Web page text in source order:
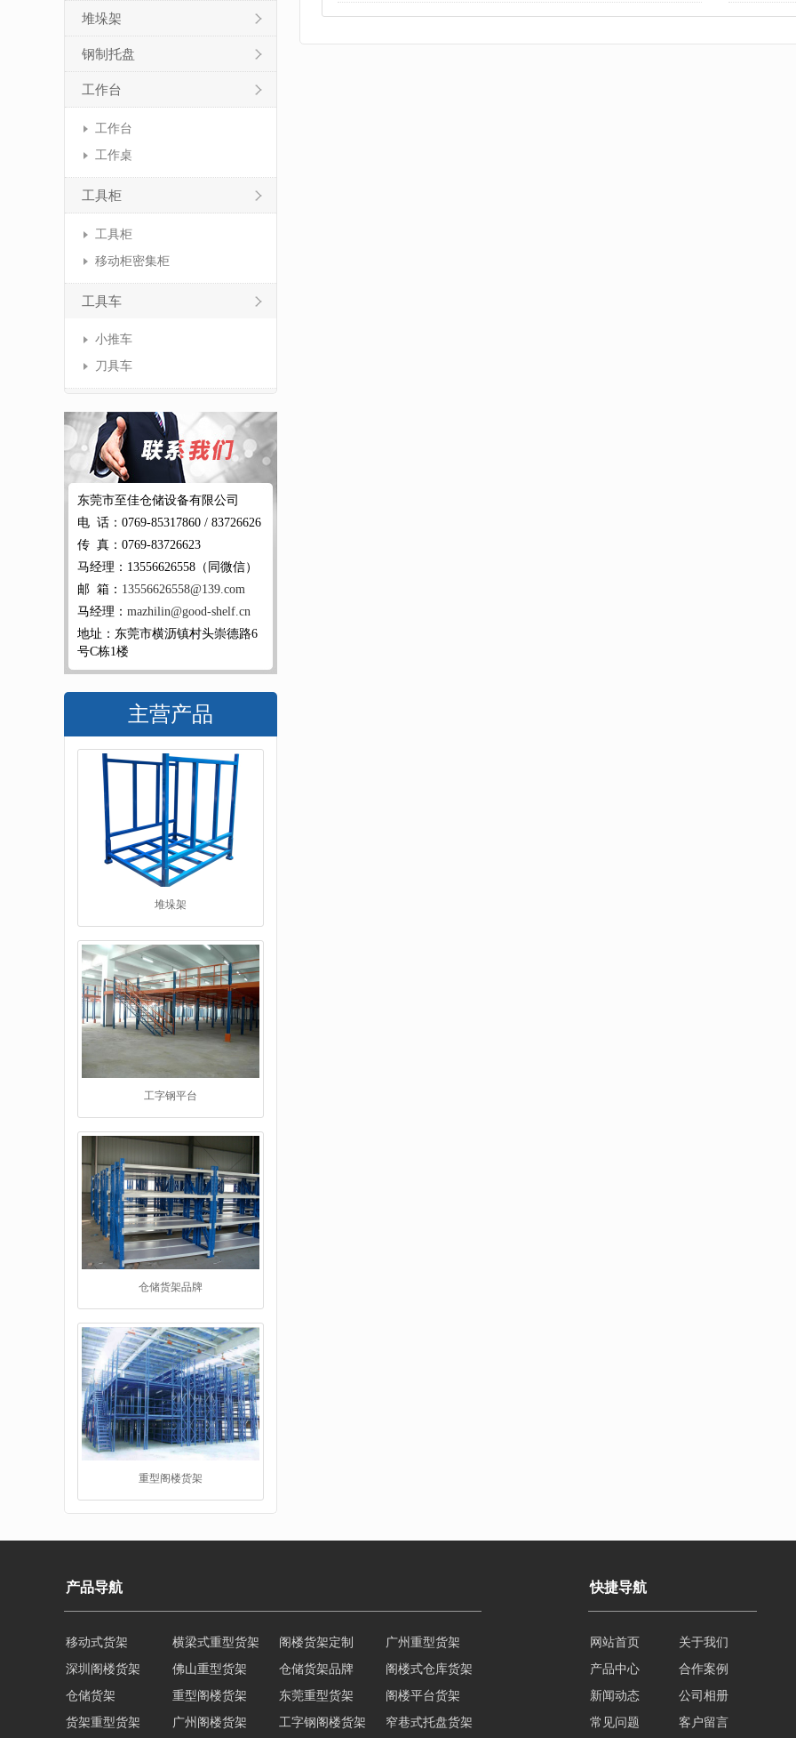
堆垛架
钢制托盘
工作台
工作台
工作桌
工具柜
工具柜
移动柜密集柜
工具车
小推车
刀具车
东莞市至佳仓储设备有限公司
电 话：0769-85317860 / 83726626
传 真：0769-83726623
马经理：13556626558（同微信）
邮 箱： 13556626558@139.com
马经理： mazhilin@good-shelf.cn
地址：东莞市横沥镇村头崇德路6
号C栋1楼
主营产品
堆垛架
工字钢平台
仓储货架品牌
重型阁楼货架
工字钢阁楼货架
产品导航
深圳阁楼货架
佛山重型货架 仓储货架品牌
阁楼式仓库货架
仓储货架
重型阁楼货架 东莞重型货架
阁楼平台货架
货架重型货架
广州阁楼货架 工字钢阁楼货架
窄巷式托盘货架
重型仓储货架
轻量型货架 重型横梁式货架 江门重型货架
快捷导航
网站首页
关于我们
产品中心
合作案例
新闻动态
公司相册
常见问题
客户留言